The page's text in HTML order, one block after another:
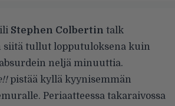
Stephen Colbertin talk
siitä tullut lopputuloksena kuin
neljä minuuttia.
pistää kyllä kyynisemmän
Periaatteessa takaraivossa